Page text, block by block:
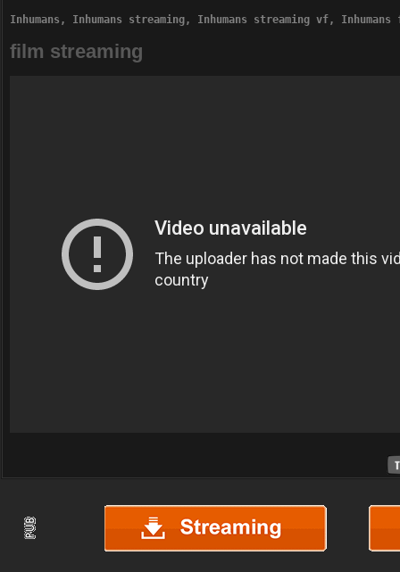
Inhumans, Inhumans streaming, Inhumans streaming vf,
film streaming